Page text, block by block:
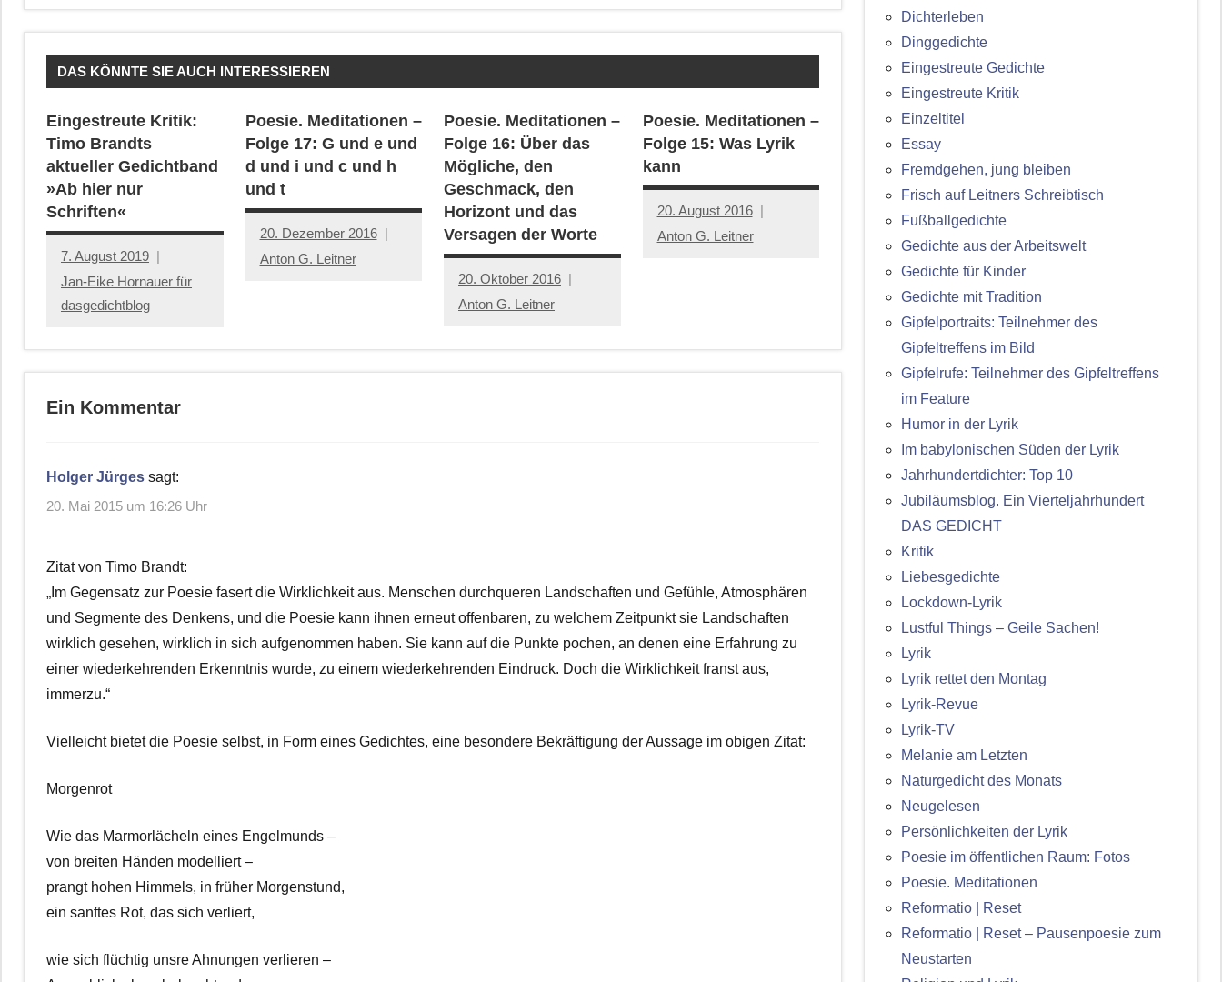
DAS KÖNNTE SIE AUCH INTERESSIEREN
Eingestreute Kritik:
Timo Brandts
aktueller Gedichtband
»Ab hier nur
Schriften«
7. August 2019
Jan-Eike Hornauer für
dasgedichtblog
Poesie. Meditationen –
Folge 17: G und e und
d und i und c und h
und t
20. Dezember 2016
Anton G. Leitner
Poesie. Meditationen –
Folge 16: Über das
Mögliche, den
Geschmack, den
Horizont und das
Versagen der Worte
20. Oktober 2016
Anton G. Leitner
Poesie. Meditationen –
Folge 15: Was Lyrik
kann
20. August 2016
Anton G. Leitner
Ein Kommentar
Holger Jürges sagt:
20. Mai 2015 um 16:26 Uhr
Zitat von Timo Brandt:
„Im Gegensatz zur Poesie fasert die Wirklichkeit aus. Menschen durchqueren Landschaften und Gefühle, Atmosphären
und Segmente des Denkens, und die Poesie kann ihnen erneut offenbaren, zu welchem Zeitpunkt sie Landschaften
wirklich gesehen, wirklich in sich aufgenommen haben. Sie kann auf die Punkte pochen, an denen eine Erfahrung zu
einer wiederkehrenden Erkenntnis wurde, zu einem wiederkehrenden Eindruck. Doch die Wirklichkeit franst aus,
immerzu.“
Vielleicht bietet die Poesie selbst, in Form eines Gedichtes, eine besondere Bekräftigung der Aussage im obigen Zitat:
Morgenrot
Wie das Marmorlächeln eines Engelmunds –
von breiten Händen modelliert –
prangt hohen Himmels, in früher Morgenstund,
ein sanftes Rot, das sich verliert,
wie sich flüchtig unsre Ahnungen verlieren –
Dichterleben
Dinggedichte
Eingestreute Gedichte
Eingestreute Kritik
Einzeltitel
Essay
Fremdgehen, jung bleiben
Frisch auf Leitners Schreibtisch
Fußballgedichte
Gedichte aus der Arbeitswelt
Gedichte für Kinder
Gedichte mit Tradition
Gipfelportraits: Teilnehmer des
Gipfeltreffens im Bild
Gipfelrufe: Teilnehmer des Gipfeltreffens
im Feature
Humor in der Lyrik
Im babylonischen Süden der Lyrik
Jahrhundertdichter: Top 10
Jubiläumsblog. Ein Vierteljahrhundert
DAS GEDICHT
Kritik
Liebesgedichte
Lockdown-Lyrik
Lustful Things – Geile Sachen!
Lyrik
Lyrik rettet den Montag
Lyrik-Revue
Lyrik-TV
Melanie am Letzten
Naturgedicht des Monats
Neugelesen
Persönlichkeiten der Lyrik
Poesie im öffentlichen Raum: Fotos
Poesie. Meditationen
Reformatio | Reset
Reformatio | Reset – Pausenpoesie zum
Neustarten